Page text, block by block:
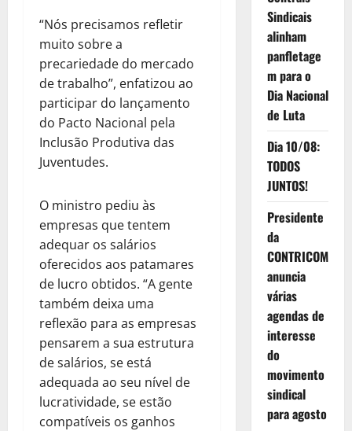
“Nós precisamos refletir
muito sobre a
precariedade do mercado
de trabalho”, enfatizou ao
participar do lançamento
do Pacto Nacional pela
Inclusão Produtiva das
Juventudes.
O ministro pediu às
empresas que tentem
adequar os salários
oferecidos aos patamares
de lucro obtidos. “A gente
também deixa uma
reflexão para as empresas
pensarem a sua estrutura
de salários, se está
adequada ao seu nível de
lucratividade, se estão
compatíveis os ganhos
Sindicais
alinham
panfletage
m para o
Dia Nacional
de Luta
Dia 10/08:
TODOS
JUNTOS!
Presidente
da
CONTRICOM
anuncia
várias
agendas de
interesse
do
movimento
sindical
para agosto